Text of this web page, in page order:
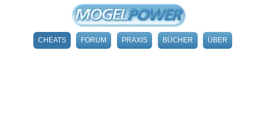
CHEATS FORUM PRAXIS BÜCHER ÜBER